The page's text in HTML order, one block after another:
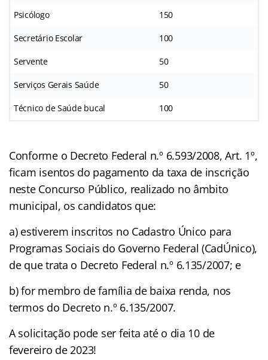
Psicólogo 150
Secretário Escolar 100
Servente 50
Serviços Gerais Saúde 50
Técnico de Saúde bucal 100
Conforme o Decreto Federal n.º 6.593/2008, Art. 1º,
ficam isentos do pagamento da taxa de inscrição
neste Concurso Público, realizado no âmbito
municipal, os candidatos que:
a) estiverem inscritos no Cadastro Único para
Programas Sociais do Governo Federal (CadÚnico),
de que trata o Decreto Federal n.º 6.135/2007; e
b) for membro de família de baixa renda, nos
termos do Decreto n.º 6.135/2007.
A solicitação pode ser feita até o dia 10 de
fevereiro de 2023!